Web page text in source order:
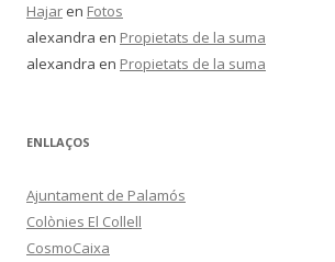
Hajar en Fotos
alexandra en Propietats de la suma
alexandra en Propietats de la suma
ENLLAÇOS
Ajuntament de Palamós
Colònies El Collell
CosmoCaixa